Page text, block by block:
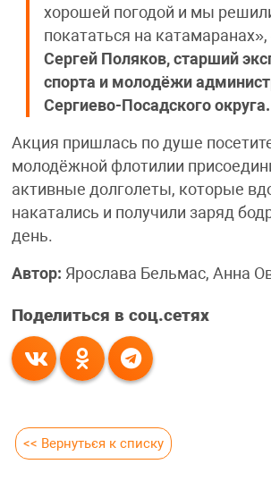
хорошей погодой и мы
покататься на
Сергей Поляков, старший
спорта и молодёжи
Сергиево-Посадского округа.
Акция пришлась по душе
молодёжной флотилии
активные долголеты, которые
накатались и получили заряд
день.
Автор: Ярослава Бельмас, Анна
Поделиться в соц.сетях
<< Вернуться к списку